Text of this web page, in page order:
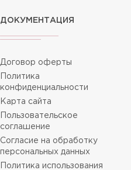
ДОКУМЕНТАЦИЯ
Договор оферты
Политика
конфиденциальности
Карта сайта
Пользовательское
соглашение
Согласие на обработку
персональных данных
Политика использования